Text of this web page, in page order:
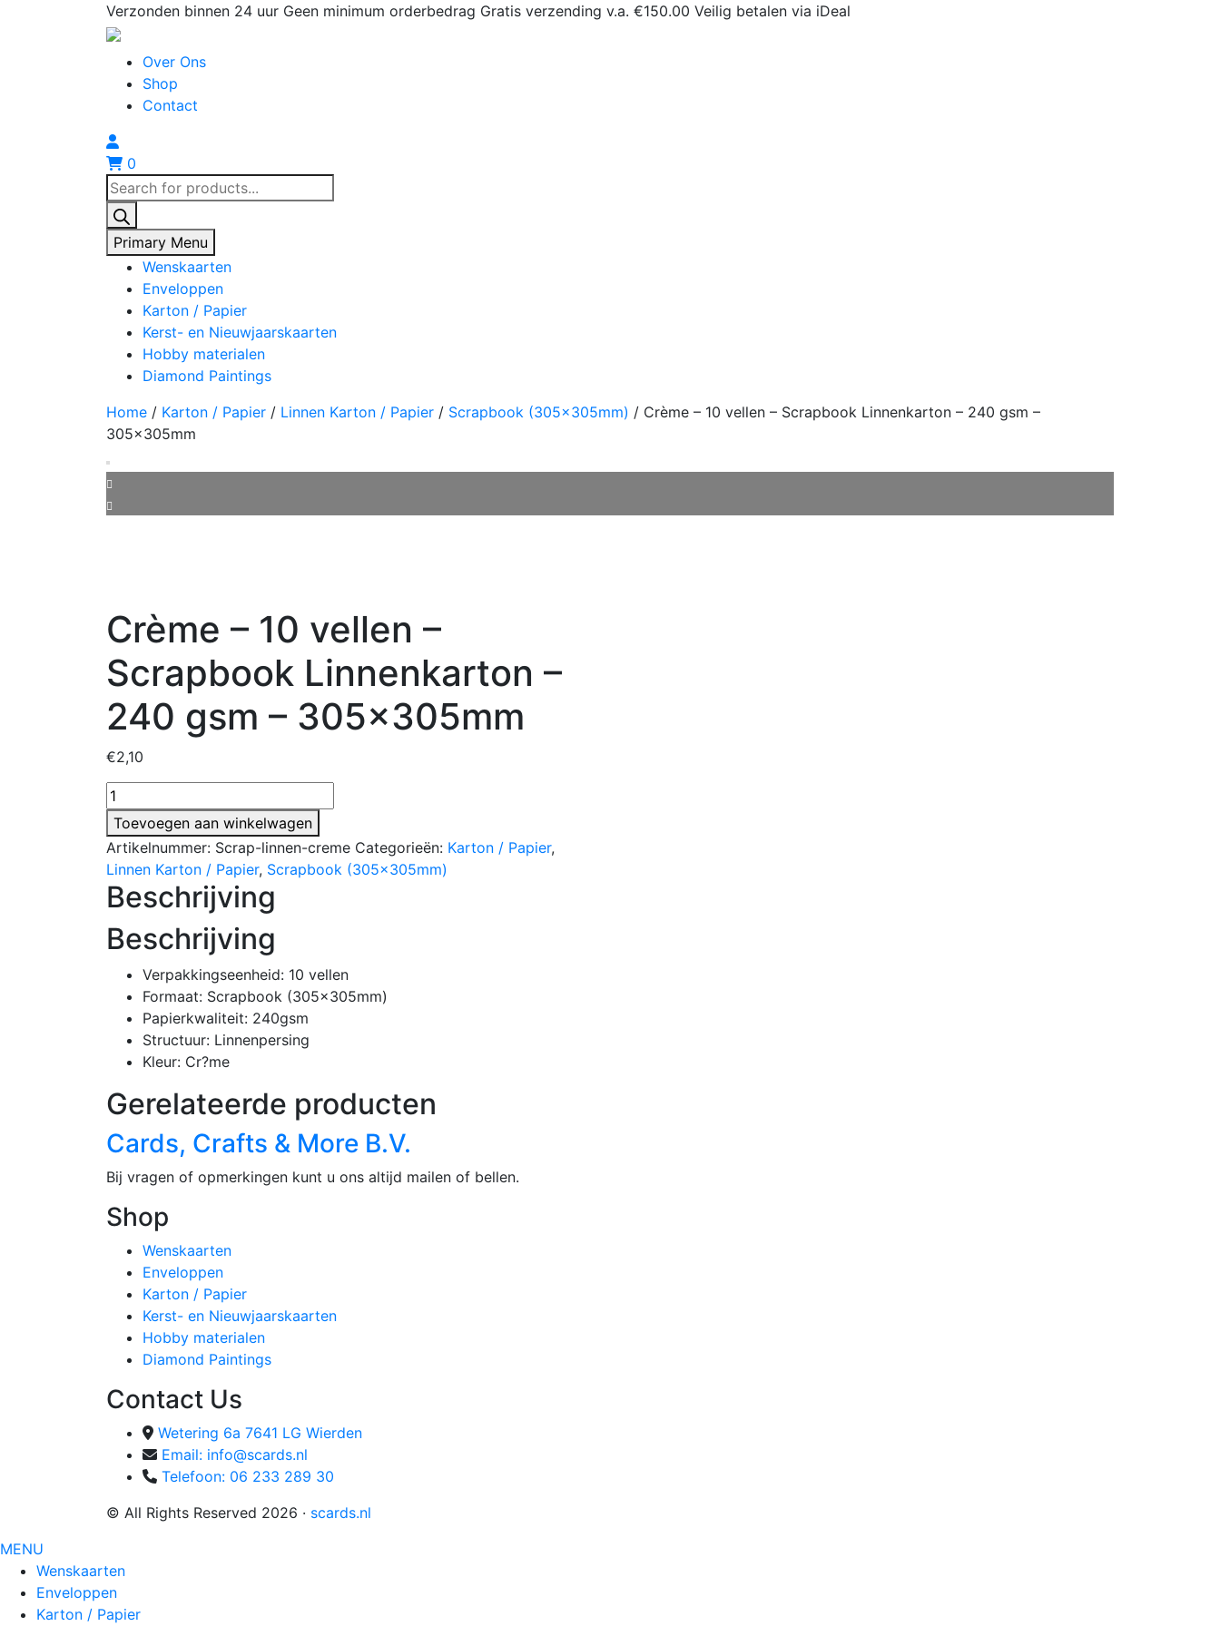
Verzonden binnen 24 uur Geen minimum orderbedrag Gratis verzending v.a. €150.00 Veilig betalen via iDeal
Over Ons
Shop
Contact
0
Producten
zoeken
Primary Menu
Wenskaarten
Enveloppen
Karton / Papier
Kerst- en Nieuwjaarskaarten
Hobby materialen
Diamond Paintings
Home / Karton / Papier / Linnen Karton / Papier / Scrapbook (305x305mm) / Crème – 10 vellen – Scrapbook Linnenkarton – 240 gsm –
305x305mm
Crème – 10 vellen –
Scrapbook Linnenkarton –
240 gsm – 305x305mm
€2,10
Crème
-
10
vellen
-
Scrapbook
Linnenkarton
-
305x305mm
aantal
Toevoegen aan winkelwagen
Artikelnummer: Scrap-linnen-creme Categorieën: Karton / Papier,
Linnen Karton / Papier, Scrapbook (305x305mm)
Beschrijving
Beschrijving
Verpakkingseenheid: 10 vellen
Formaat: Scrapbook (305x305mm)
Papierkwaliteit: 240gsm
Structuur: Linnenpersing
Kleur: Cr?me
Gerelateerde producten
Cards, Crafts & More B.V.
Bij vragen of opmerkingen kunt u ons altijd mailen of bellen.
Shop
Wenskaarten
Enveloppen
Karton / Papier
Kerst- en Nieuwjaarskaarten
Hobby materialen
Diamond Paintings
Contact Us
Wetering 6a 7641 LG Wierden
Email: info@scards.nl
Telefoon: 06 233 289 30
© All Rights Reserved 2026 · scards.nl
MENU
Wenskaarten
Enveloppen
Karton / Papier